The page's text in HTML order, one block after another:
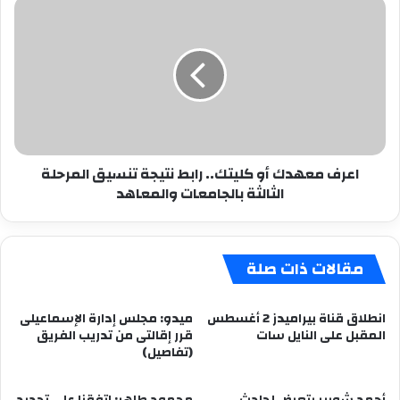
الثالثة
بالجامعاتاعرف معهدك أو كليتك.. رابط نتيجة تنسيق المرحلة
الثالثة بالجامعات والمعاهد
مقالات ذات صلة
انطلاق قناة بيراميدز 2 أغسطس
المقبل على النايل سات
ميدو: مجلس إدارة الإسماعيلى
قرر إقالتى من تدريب الفريق
(تفاصيل)